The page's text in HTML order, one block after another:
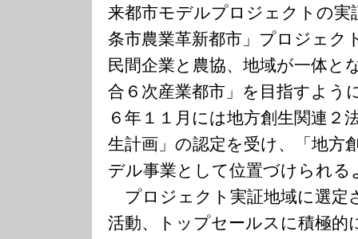
来都市モデルプロジェクトの実
条市農業革新都市」プロジェク
民間企業と農協、地域が一体と
合６次産業都市」を目指すよう
６年１１月には地方創生関連２
生計画」の認定を受け、「地方
デル事業として位置づけられ
プロジェクト実証地域に選定
活動、トップセールスに積極的